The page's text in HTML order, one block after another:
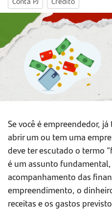
Se você é empreendedor,
abrir um ou tem uma
deve ter escutado o termo
é um assunto
acompanhamento das
empreendimento, o
receitas e os gastos